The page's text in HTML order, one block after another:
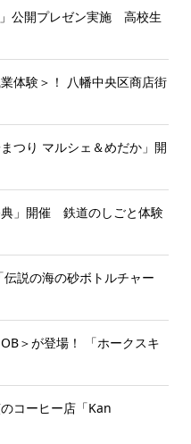
」公開プレゼン実施 高校生
体験＞！ 八幡中央区商店街
つり マルシェ＆めだか」開
」開催 鉄道のしごと体験
説の海の砂ボトルチャー
＞が登場！ 「ホークスキ
コーヒー店「Kan